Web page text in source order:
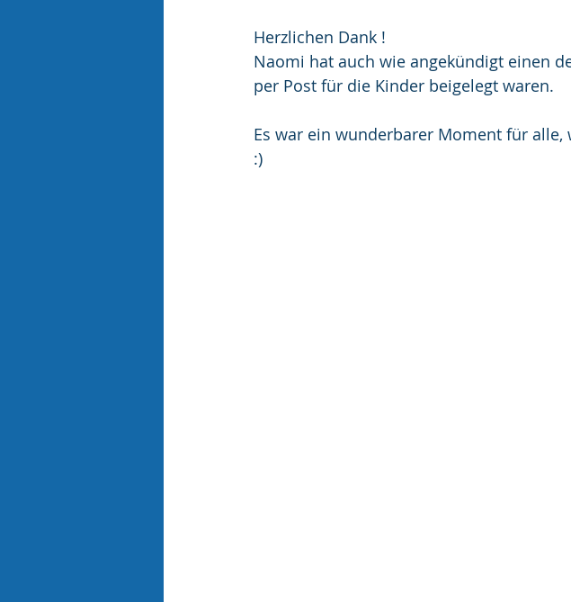
Herzlichen Dank !
Naomi hat auch wie angekündigt einen
per Post für die Kinder beigelegt waren.
Es war ein wunderbarer Moment für
:)